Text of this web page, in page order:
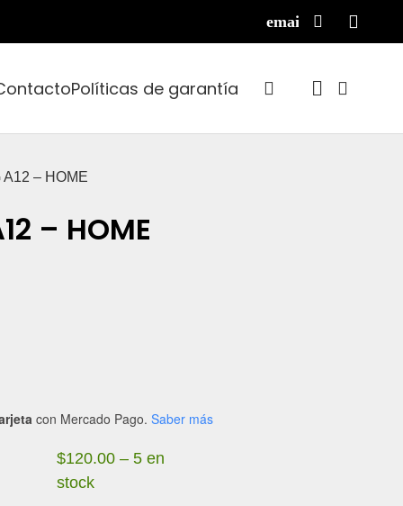
Políticas de garantía
– HOME
– HOME
con Mercado Pago. Saber más
$120.00– 5 en
stock